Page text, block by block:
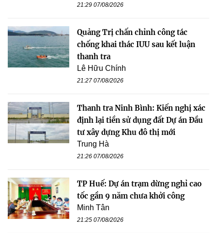
21:29 07/08/2026
Quảng Trị chấn chỉnh công tác
chống khai thác IUU sau kết luận
thanh tra
Lê Hữu Chính
21:27 07/08/2026
Thanh tra Ninh Bình: Kiến nghị xác
định lại tiền sử dụng đất Dự án Đầu
tư xây dựng Khu đô thị mới
Trung Hà
21:26 07/08/2026
TP Huế: Dự án trạm dừng nghỉ cao
tốc gần 9 năm chưa khởi công
Minh Tân
21:25 07/08/2026